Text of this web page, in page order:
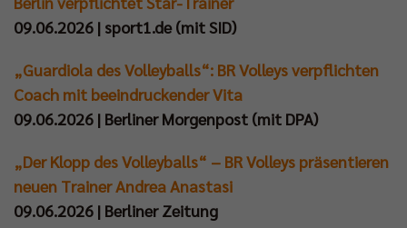
09.06.2026 | sport1.de (mit SID)
„Guardiola des Volleyballs“: BR Volleys verpflichten
Coach mit beeindruckender Vita
09.06.2026 | Berliner Morgenpost (mit DPA)
„Der Klopp des Volleyballs“ – BR Volleys präsentieren
neuen Trainer Andrea Anastasi
09.06.2026 | Berliner Zeitung